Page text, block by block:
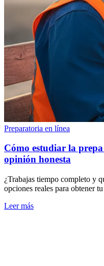
Preparatoria en línea
Cómo estudiar la
opinión honesta
¿Trabajas tiempo completo y
opciones reales para obtener
Leer más